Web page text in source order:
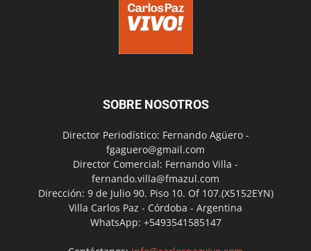
SOBRE NOSOTROS
Director Periodístico: Fernando Agüero -
fgaguero@gmail.com
Director Comercial: Fernando Villa -
fernando.villa@fmazul.com
Dirección: 9 de Julio 90. Piso 10. Of 107.(X5152EYN)
Villa Carlos Paz - Córdoba - Argentina
WhatsApp: +5493541585147